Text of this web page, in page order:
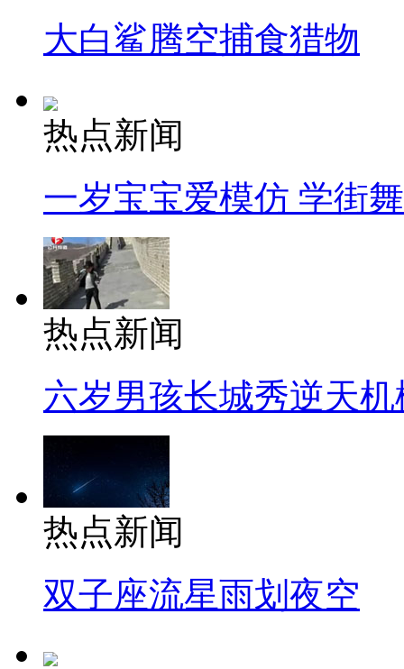
大白鲨腾空捕食猎物
热点新闻
一岁宝宝爱模仿 学街
热点新闻
六岁男孩长城秀逆天机
热点新闻
双子座流星雨划夜空